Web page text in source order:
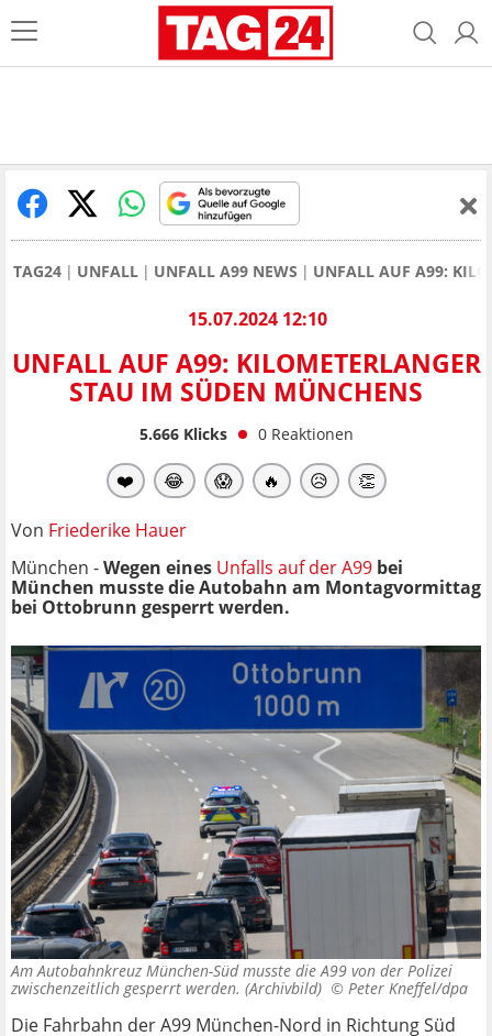
TAG24 UNFALL UNFALL A99 NEWS UNFALL AUF A99:
15.07.2024 12:10
UNFALL AUF A99: KILOMETERLANGER
STAU IM SÜDEN MÜNCHENS
5.666Klicks 0 Reaktionen
❤️ 😂 😱 🔥 😥 👏
Von Friederike Hauer
München -Wegen eines Unfalls auf der A99 bei
München musste die Autobahn am Montagvormittag
bei Ottobrunn gesperrt werden.
Am Autobahnkreuz München-Süd musste die A99 von der Polizei
zwischenzeitlich gesperrt werden. (Archivbild) © Peter Kneffel/dpa
Die Fahrbahn der A99 München-Nord in Richtung Süd